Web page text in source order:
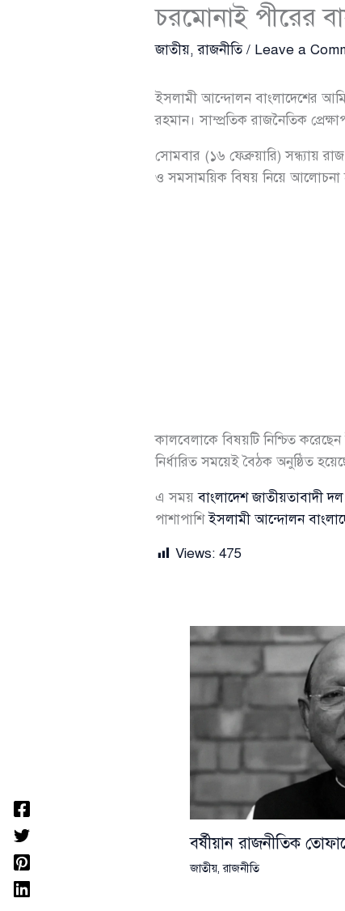
চরমোনাই পীরের
জাতীয়,রাজনীতি/ Leave a
ইসলামী আন্দোলন বাংলাদেশের
রহমান। সাম্প্রতিক রাজনৈতিক
সোমবার (১৬ ফেব্রুয়ারি) সন্ধ্যায়
ও সমসাময়িক বিষয় নিয়ে আলোচনা
কালবেলাকে বিষয়টি নিশ্চিত
নির্ধারিত সময়েই বৈঠক অনুষ্ঠিত
এ সময়বাংলাদেশ জাতীয়তাবাদী দল
পাশাপাশিইসলামী আন্দোলন
Views: 475
বর্ষীয়ান রাজনীতিক
জাতীয়,রাজনীতি